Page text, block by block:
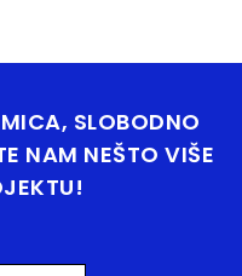
SLOBODNO
NAM NEŠTO VIŠE